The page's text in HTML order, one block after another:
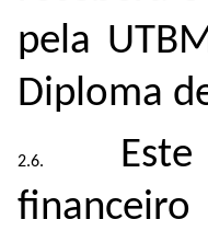
pela
Diploma